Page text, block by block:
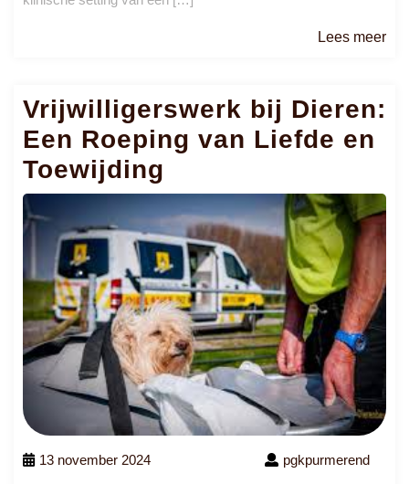
Lees meer
Vrijwilligerswerk bij Dieren:
Een Roeping van Liefde en
Toewijding
13 november 2024 pgkpurmerend